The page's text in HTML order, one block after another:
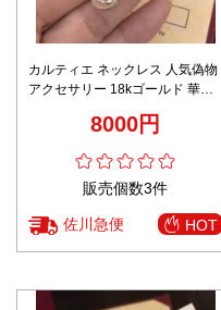
カルティエ ネックレス 人気偽物
アクセサリー 18kゴールド 華奢
8000円
販売個数3件
佐川急便 HOT